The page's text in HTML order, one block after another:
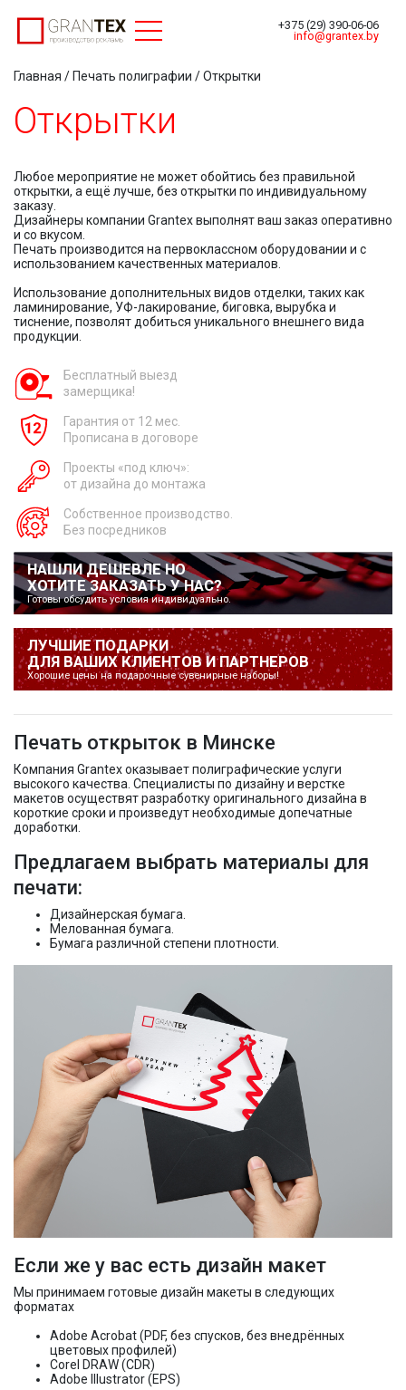
+375 (29) 390-06-06
info@grantex.by
Главная / Печать полиграфии / Открытки
Открытки
Любое мероприятие не может обойтись без правильной
открытки, а ещё лучше, без открытки по индивидуальному
заказу.
Дизайнеры компании Grantex выполнят ваш заказ оперативно
и со вкусом.
Печать производится на первоклассном оборудовании и с
использованием качественных материалов.
Использование дополнительных видов отделки, таких как
ламинирование, УФ-лакирование, биговка, вырубка и
тиснение, позволят добиться уникального внешнего вида
продукции.
Бесплатный выезд
замерщика!
Гарантия от 12 мес.
Прописана в договоре
Проекты «под ключ»:
от дизайна до монтажа
Собственное производство.
Без посредников
НАШЛИ ДЕШЕВЛЕ НО
ХОТИТЕ ЗАКАЗАТЬ У НАС?
Готовы обсудить условия индивидуально.
ЛУЧШИЕ ПОДАРКИ
ДЛЯ ВАШИХ КЛИЕНТОВ И ПАРТНЕРОВ
Хорошие цены на подарочные сувенирные наборы!
Печать открыток в Минске
Компания Grantex оказывает полиграфические услуги
высокого качества. Специалисты по дизайну и верстке
макетов осуществят разработку оригинального дизайна в
короткие сроки и произведут необходимые допечатные
доработки.
Предлагаем выбрать материалы для
печати:
Дизайнерская бумага.
Мелованная бумага.
Бумага различной степени плотности.
Если же у вас есть дизайн макет
Мы принимаем готовые дизайн макеты в следующих
форматах
Adobe Acrobat (PDF, без спусков, без внедрённых
цветовых профилей)
Corel DRAW (CDR)
Adobe Illustrator (EPS)